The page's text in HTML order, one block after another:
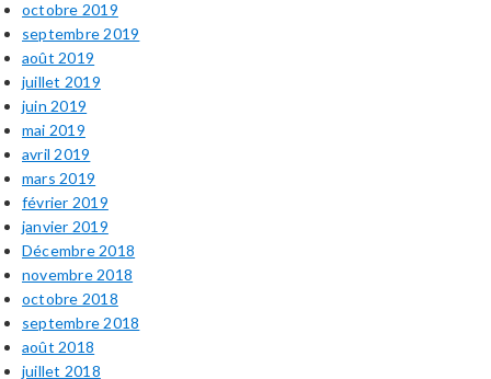
octobre 2019
septembre 2019
août 2019
juillet 2019
juin 2019
mai 2019
avril 2019
mars 2019
février 2019
janvier 2019
Décembre 2018
novembre 2018
octobre 2018
septembre 2018
août 2018
juillet 2018